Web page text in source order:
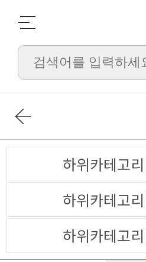
하위카테고리
하위카테고리
하위카테고리